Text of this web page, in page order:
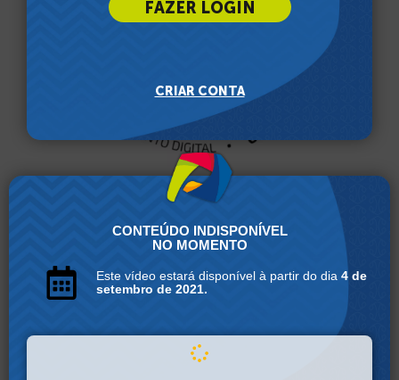
CONTEÚDO INDISPONÍVEL
NO MOMENTO
Este vídeo estará disponível à partir do dia 4 de
setembro de 2021.